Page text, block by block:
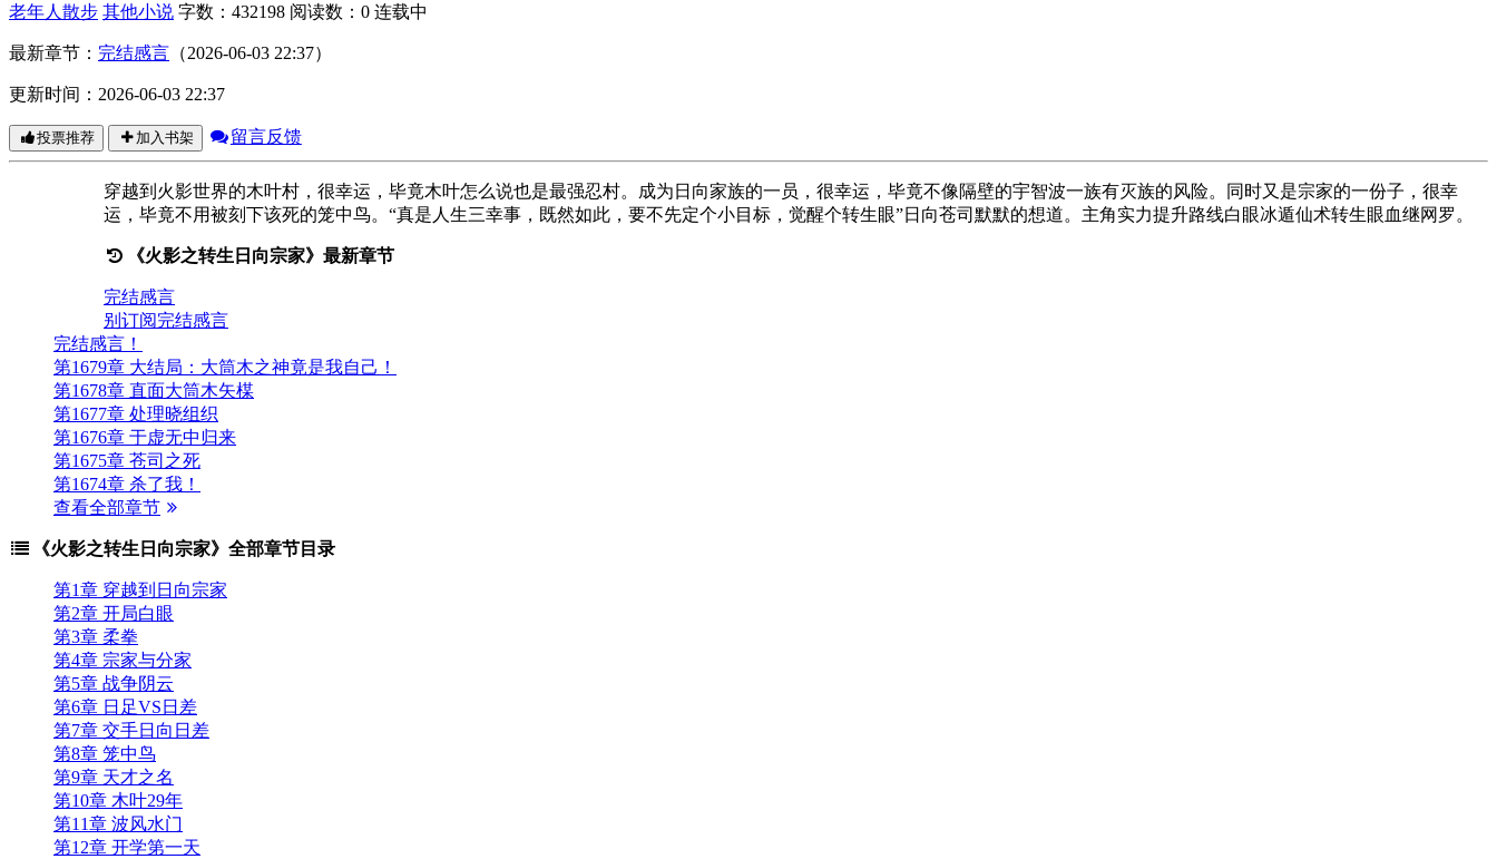
老年人散步 其他小说 字数：432198 阅读数：0 连载中
最新章节： 完结感言 （2026-06-03 22:37）
更新时间：2026-06-03 22:37
投票推荐 加入书架 留言反馈
穿越到火影世界的木叶村，很幸运，毕竟木叶怎么说也是最强忍村。成为日向家族的一员，很幸运，毕竟不像隔壁的宇智波一族有灭族的风险。同时又是宗家的一份子，很幸
运，毕竟不用被刻下该死的笼中鸟。“真是人生三幸事，既然如此，要不先定个小目标，觉醒个转生眼”日向苍司默默的想道。主角实力提升路线白眼冰遁仙术转生眼血继网罗。
《火影之转生日向宗家》最新章节
完结感言
别订阅完结感言
完结感言！
第1679章 大结局：大筒木之神竟是我自己！
第1678章 直面大筒木矢楳
第1677章 处理晓组织
第1676章 于虚无中归来
第1675章 苍司之死
第1674章 杀了我！
查看全部章节
《火影之转生日向宗家》全部章节目录
第1章 穿越到日向宗家
第2章 开局白眼
第3章 柔拳
第4章 宗家与分家
第5章 战争阴云
第6章 日足VS日差
第7章 交手日向日差
第8章 笼中鸟
第9章 天才之名
第10章 木叶29年
第11章 波风水门
第12章 开学第一天